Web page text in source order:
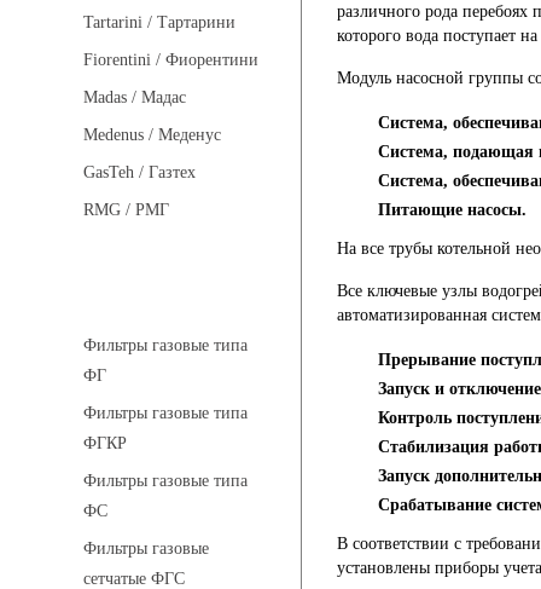
Tartarini / Тартарини
Fiorentini / Фиорентини
Madas / Мадас
Medenus / Меденус
GasTeh / Газтех
RMG / РМГ
Фильтры газовые типа
ФГ
Фильтры газовые типа
ФГКР
Фильтры газовые типа
ФС
Фильтры газовые
сетчатые ФГС
различного рода перебоях
которого вода поступает
Модуль насосной группы
Система,
Система, подающая
Система,
Питающие насосы.
На все трубы котельной
Все ключевые узлы
автоматизированная
Прерывание
Запуск и
Контроль
Стабилизация
Запуск
Срабатывание
В соответствии с
установлены приборы